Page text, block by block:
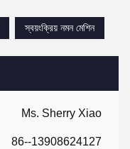
Ms. Sherry Xiao
86--13908624127
স্বয়ংক্রিয় নমন মেশিন